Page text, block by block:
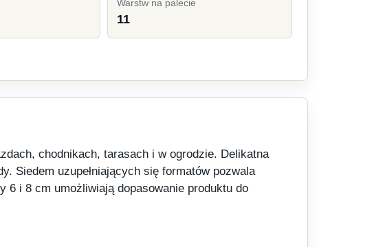
Warstw na palecie
11
chodnikach, tarasach i w ogrodzie. Delikatna
Siedem uzupełniających się formatów pozwala
6 i 8 cm umożliwiają dopasowanie produktu do